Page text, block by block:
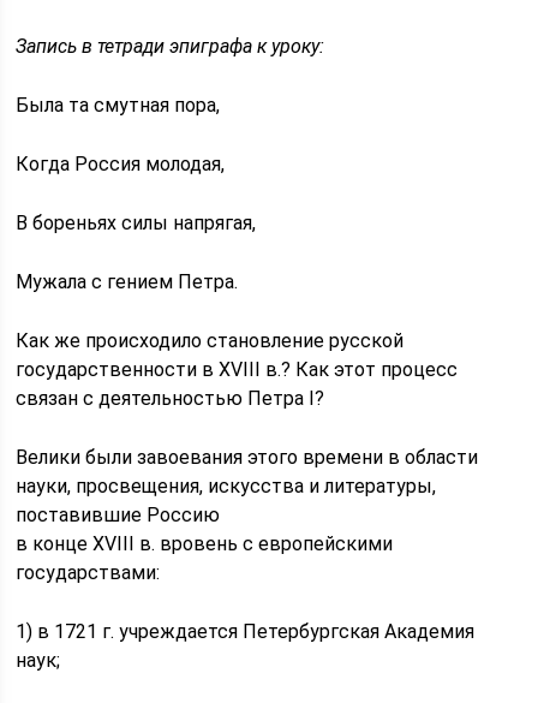
Запись в тетради эпиграфа к уроку:
Была та смутная пора,
Когда Россия молодая,
В бореньях силы напрягая,
Мужала с гением Петра.
Как же происходило становление русской
государственности в XVIII в.? Как этот процесс
связан с деятельностью Петра I?
Велики были завоевания этого времени в области
науки, просвещения, искусства и литературы,
поставившие Россию
в конце XVIII в. вровень с европейскими
государствами:
1) в 1721 г. учреждается Петербургская Академия
наук;